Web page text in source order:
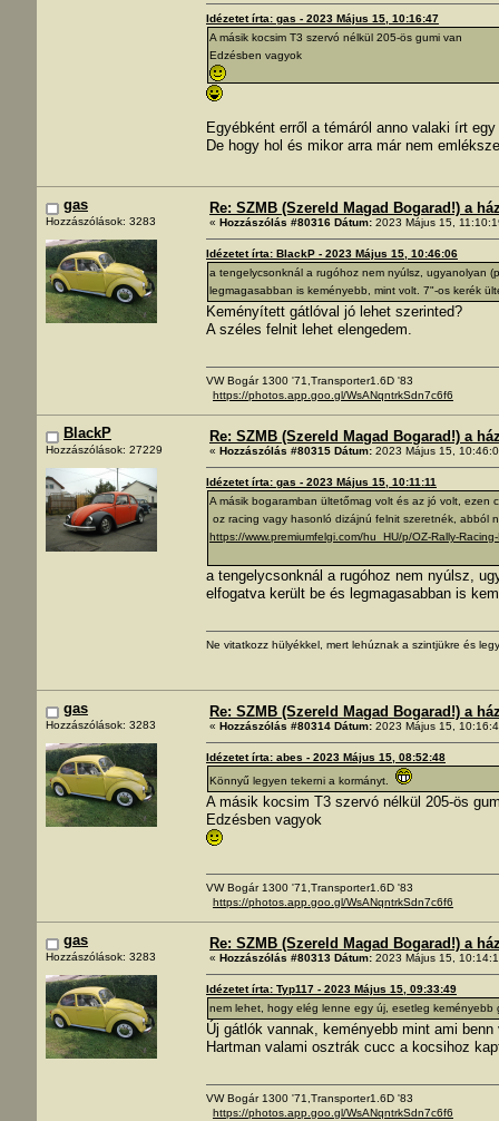
Idézetet írta: gas - 2023 Május 15, 10:16:47
A másik kocsim T3 szervó nélkül 205-ös gumi van
Edzésben vagyok
Egyébként erről a témáról anno valaki írt
De hogy hol és mikor arra már nem
gas
Hozzászólások: 3283
Re: SZMB (Szereld Magad Bogarad!) a
« Hozzászólás #80316 Dátum: 2023 Május 15,
Idézetet írta: BlackP - 2023 Május 15, 10:46:06
a tengelycsonknál a rugóhoz nem nyúlsz, ugyanolyan
legmagasabban is keményebb, mint volt. 7"-os kerék
Keményített gátlóval jó lehet szerinted?
A széles felnit lehet elengedem.
VW Bogár 1300 '71,Transporter1.6D '83
https://photos.app.goo.gl/WsANqntrkSdn7c6f6
BlackP
Hozzászólások: 27229
Re: SZMB (Szereld Magad Bogarad!) a
« Hozzászólás #80315 Dátum: 2023 Május 15,
Idézetet írta: gas - 2023 Május 15, 10:11:11
A másik bogaramban ültetőmag volt és az jó volt,
oz racing vagy hasonló dizájnú felnit szeretnék, abból
https://www.premiumfelgi.com/hu_HU/p/OZ-Rally-
a tengelycsonknál a rugóhoz nem nyúlsz,
elfogatva került be és legmagasabban is
Ne vitatkozz hülyékkel, mert lehúznak a szintjükre és
gas
Hozzászólások: 3283
Re: SZMB (Szereld Magad Bogarad!) a
« Hozzászólás #80314 Dátum: 2023 Május 15,
Idézetet írta: abes - 2023 Május 15, 08:52:48
Könnyű legyen tekerni a kormányt.
A másik kocsim T3 szervó nélkül 205-ös
Edzésben vagyok
VW Bogár 1300 '71,Transporter1.6D '83
https://photos.app.goo.gl/WsANqntrkSdn7c6f6
gas
Hozzászólások: 3283
Re: SZMB (Szereld Magad Bogarad!) a
« Hozzászólás #80313 Dátum: 2023 Május 15,
Idézetet írta: Typ117 - 2023 Május 15, 09:33:49
nem lehet, hogy elég lenne egy új, esetleg keményebb
Új gátlók vannak, keményebb mint ami
Hartman valami osztrák cucc a kocsihoz
VW Bogár 1300 '71,Transporter1.6D '83
https://photos.app.goo.gl/WsANqntrkSdn7c6f6